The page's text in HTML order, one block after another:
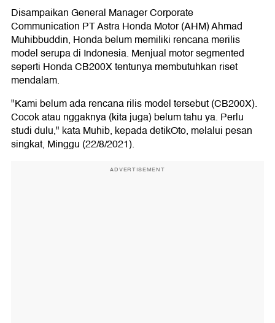
Disampaikan General Manager Corporate
Communication PT Astra Honda Motor (AHM) Ahmad
Muhibbuddin, Honda belum memiliki rencana merilis
model serupa di Indonesia. Menjual motor segmented
seperti Honda CB200X tentunya membutuhkan riset
mendalam.
"Kami belum ada rencana rilis model tersebut (CB200X).
Cocok atau nggaknya (kita juga) belum tahu ya. Perlu
studi dulu," kata Muhib, kepada detikOto, melalui pesan
singkat, Minggu (22/8/2021).
ADVERTISEMENT